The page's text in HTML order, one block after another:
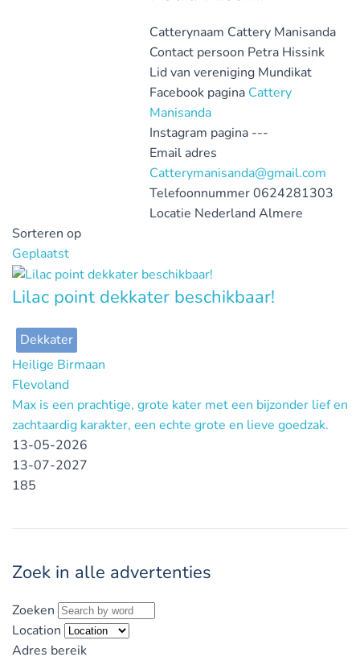
Catterynaam Cattery Manisanda
Contact persoon Petra Hissink
Lid van vereniging Mundikat
Facebook pagina Cattery
Manisanda
Instagram pagina ---
Email adres
Catterymanisanda@gmail.com
Telefoonnummer0624281303
Locatie Nederland Almere
Sorteren op
Geplaatst
Lilac point dekkater beschikbaar!
Dekkater
Heilige Birmaan
Flevoland
Max is een prachtige, grote kater met een bijzonder lief en
zachtaardig karakter, een echte grote en lieve goedzak.
13-05-2026
13-07-2027
185
Zoek in alle advertenties
Zoeken
Location
Adres bereik